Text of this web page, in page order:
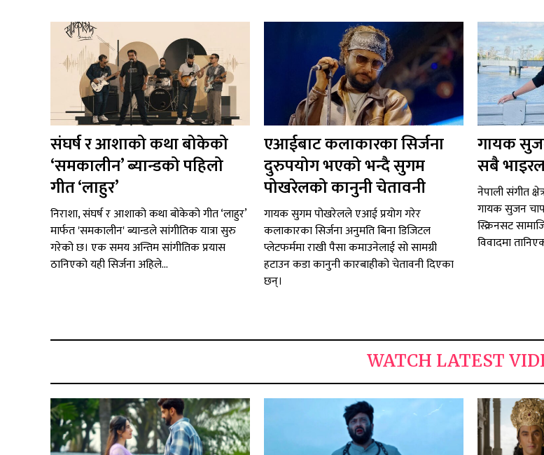
संघर्ष र आशाको कथा बोकेको
‘समकालीन’ ब्यान्डको पहिलो
गीत ‘लाहुर’
निराशा, संघर्ष र आशाको कथा बोकेको गीत ‘लाहुर’
मार्फत 'समकालीन' ब्यान्डले सांगीतिक यात्रा सुरु
गरेको छ। एक समय अन्तिम सांगीतिक प्रयास
ठानिएको यही सिर्जना अहिले...
एआईबाट कलाकारका सिर्जना
दुरुपयोग भएको भन्दै सुगम
पोखरेलको कानुनी चेतावनी
गायक सुगम पोखरेलले एआई प्रयोग गरेर
कलाकारका सिर्जना अनुमति बिना डिजिटल
प्लेटफर्ममा राखी पैसा कमाउनेलाई सो सामग्री
हटाउन कडा कानुनी कारबाहीको चेतावनी दिएका
छन्।
गायक
सबै
नेपाली संगीत
गायक सुजन
स्क्रिनसट
विवादमा
WATCH LATEST